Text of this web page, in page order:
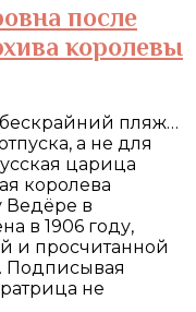
после
королевы
пляж…
а не для
царица
королева
Ведёре в
в 1906 году,
и просчитанной
Подписывая
не